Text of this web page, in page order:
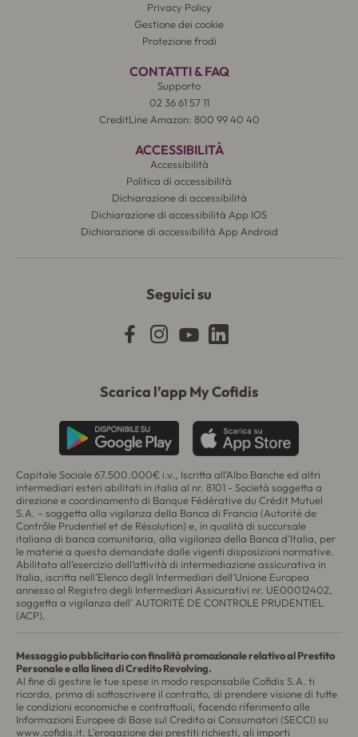
Privacy Policy
Gestione dei cookie
Protezione frodi
CONTATTI & FAQ
Supporto
02 36 61 57 11
CreditLine Amazon: 800 99 40 40
ACCESSIBILITÀ
Accessibilità
Politica di accessibilità
Dichiarazione di accessibilità
Dichiarazione di accessibilità App IOS
Dichiarazione di accessibilità App Android
Seguici su
Scarica l’app My Cofidis
Capitale Sociale 67.500.000€ i.v., Iscritta all’Albo Banche ed altri
intermediari esteri abilitati in italia al nr. 8101 - Società soggetta a
direzione e coordinamento di Banque Fédérative du Crédit Mutuel
S.A. – soggetta alla vigilanza della Banca di Francia (Autorité de
Contrôle Prudentiel et de Résolution) e, in qualità di succursale
italiana di banca comunitaria, alla vigilanza della Banca d’Italia, per
le materie a questa demandate dalle vigenti disposizioni normative.
Abilitata all’esercizio dell’attività di intermediazione assicurativa in
Italia, iscritta nell’Elenco degli Intermediari dell’Unione Europea
annesso al Registro degli Intermediari Assicurativi nr. UE00012402,
soggetta a vigilanza dell’ AUTORITÉ DE CONTROLE PRUDENTIEL
(ACP).
Messaggio pubblicitario con finalità promozionale relativo al Prestito
Personale e alla linea di Credito Revolving.
Al fine di gestire le tue spese in modo responsabile Cofidis S.A. ti
ricorda, prima di sottoscrivere il contratto, di prendere visione di tutte
le condizioni economiche e contrattuali, facendo riferimento alle
Informazioni Europee di Base sul Credito ai Consumatori (SECCI) su
www.cofidis.it . L’erogazione dei prestiti richiesti, gli importi